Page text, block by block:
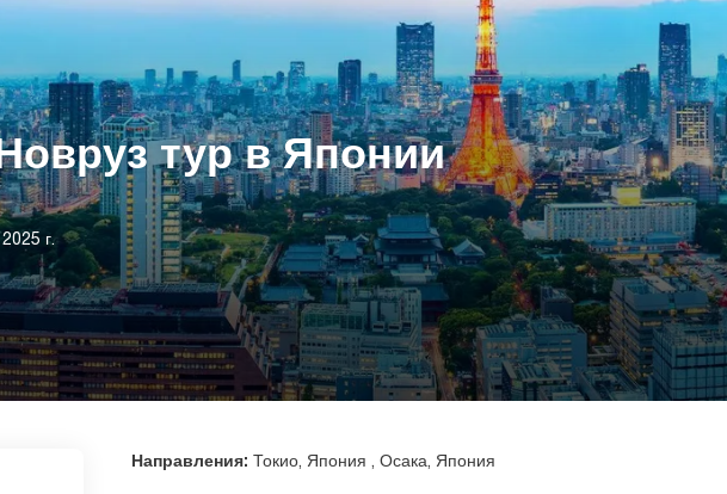
тур в Японии
г.
Направления: Токио, Япония , Осака, Япония